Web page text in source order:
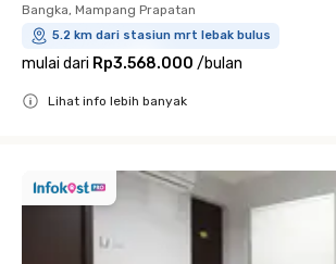
Bangka, Mampang Prapatan
5.2 km dari stasiun mrt lebak bulus
mulai dari Rp3.568.000 /bulan
Lihat info lebih banyak